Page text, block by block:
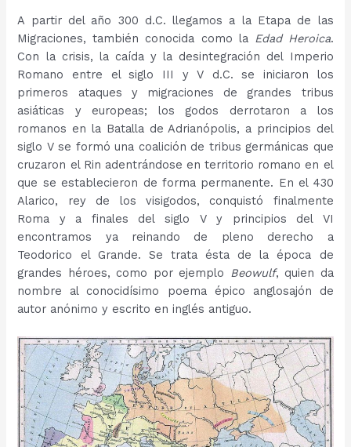
A partir del año 300 d.C. llegamos a la Etapa de las
Migraciones, también conocida como la Edad Heroica.
Con la crisis, la caída y la desintegración del Imperio
Romano entre el siglo III y V d.C. se iniciaron los
primeros ataques y migraciones de grandes tribus
asiáticas y europeas; los godos derrotaron a los
romanos en la Batalla de Adrianópolis, a principios del
siglo V se formó una coalición de tribus germánicas que
cruzaron el Rin adentrándose en territorio romano en el
que se establecieron de forma permanente. En el 430
Alarico, rey de los visigodos, conquistó finalmente
Roma y a finales del siglo V y principios del VI
encontramos ya reinando de pleno derecho a
Teodorico el Grande. Se trata ésta de la época de
grandes héroes, como por ejemplo Beowulf, quien da
nombre al conocidísimo poema épico anglosajón de
autor anónimo y escrito en inglés antiguo.